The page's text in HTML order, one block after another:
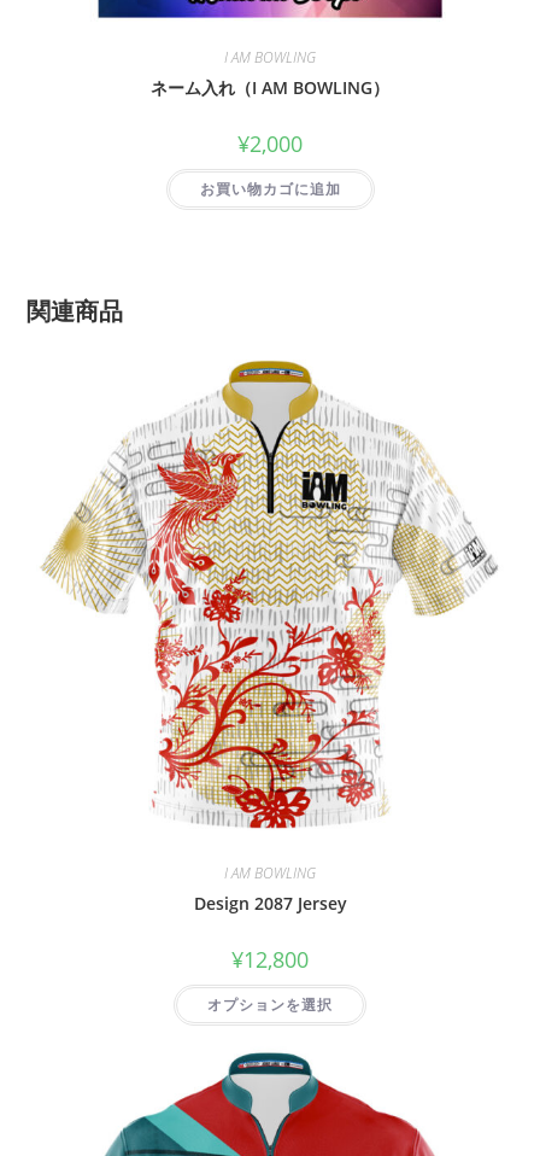
I AM BOWLING
ネーム入れ（I AM BOWLING）
¥2,000
お買い物カゴに追加
関連商品
I AM BOWLING
Design 2087 Jersey
¥12,800
オプションを選択